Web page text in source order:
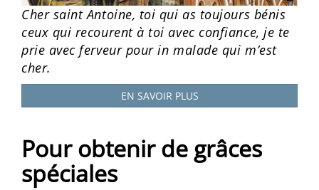
Cher saint Antoine, toi qui as toujours bénis
ceux qui recourent à toi avec confiance, je te
prie avec ferveur pour in malade qui m’est
cher.
EN SAVOIR PLUS
Pour obtenir de grâces
spéciales